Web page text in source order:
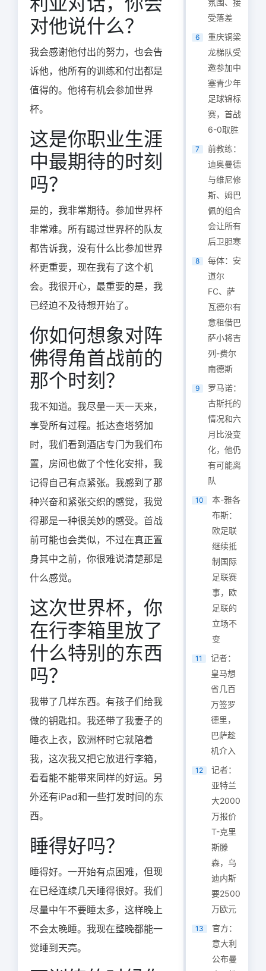
对他说什么？
我会感谢他付出的努力，也会告
诉他，他所有的训练和付出都是
值得的。他将有机会参加世界
杯。
这是你职业生涯
中最期待的时刻
吗？
是的，我非常期待。参加世界杯
非常难。所有踢过世界杯的队友
都告诉我，没有什么比参加世界
杯更重要，现在我有了这个机
会。我很开心，最重要的是，我
已经迫不及待想开始了。
你如何想象对阵
佛得角首战前的
那个时刻？
我不知道。我尽量一天一天来，
享受所有过程。抵达查塔努加
时，我们看到酒店专门为我们布
置，房间也做了个性化安排，我
记得自己有点紧张。我感到了那
种兴奋和紧张交织的感觉，我觉
得那是一种很美妙的感受。首战
前可能也会类似，不过在真正置
身其中之前，你很难说清楚那是
什么感觉。
这次世界杯，你
在行李箱里放了
什么特别的东西
吗？
我带了几样东西。有孩子们给我
做的钥匙扣。我还带了我妻子的
睡衣上衣，欧洲杯时它就陪着
我，这次我又把它放进行李箱，
看看能不能带来同样的好运。另
外还有iPad和一些打发时间的东
西。
睡得好吗？
睡得好。一开始有点困难，但现
在已经连续几天睡得很好。我们
尽量中午不要睡太多，这样晚上
不会太晚睡。我现在整晚都能一
觉睡到天亮。
氛围、接
受落差
6
重庆铜梁
龙梯队受
邀参加中
塞青少年
足球锦标
赛，首战
6-0取胜
7
前教练：
迪奥曼德
与维尼修
斯、姆巴
佩的组合
会让所有
后卫胆寒
8
每体：安
道尔
FC、萨
瓦德尔有
意租借巴
萨小将吉
列-费尔
南德斯
9
罗马诺：
古斯托的
情况和六
月比没变
化，他仍
有可能离
队
10
本-雅各
布斯：
欧足联
继续抵
制国际
足联赛
事，欧
足联的
立场不
变
11
记者：
皇马想
省几百
万签罗
德里，
巴萨趁
机介入
12
记者：
亚特兰
大2000
万报价
T-克里
斯滕
森，乌
迪内斯
要2500
万欧元
13
官方：
意大利
公布曼